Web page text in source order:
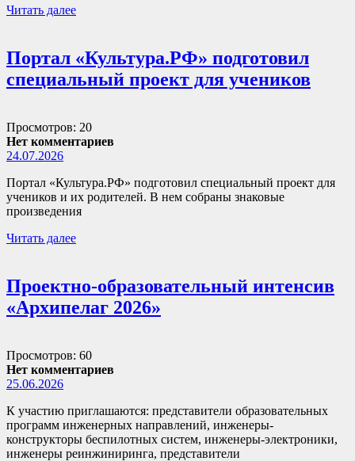
Читать далее
Портал «Культура.РФ» подготовил
специальный проект для учеников
Просмотров: 20
Нет комментариев
24.07.2026
Портал «Культура.РФ» подготовил специальный проект для
учеников и их родителей. В нем собраны знаковые
произведения
Читать далее
Проектно-образовательный интенсив
«Архипелаг 2026»
Просмотров: 60
Нет комментариев
25.06.2026
К участию приглашаются: представители образовательных
программ инженерных направлений, инженеры-
конструкторы беспилотных систем, инженеры-электроники,
инженеры реинжиниринга, представители